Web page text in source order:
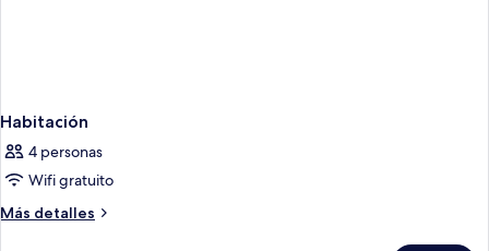
Habitación
4 personas
Wifi gratuito
Más detalles
Más